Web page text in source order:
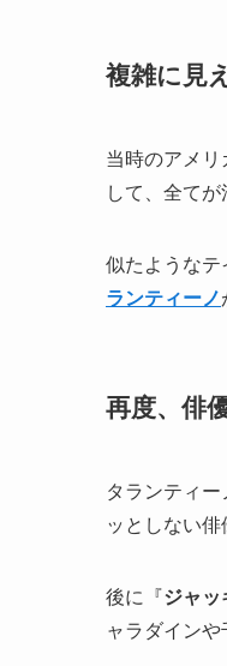
複雑に見
当時のアメ
して、全て
似たようなテ
ランティーノ
再度、俳
タランティ
ッとしない俳
後に『ジャッ
ャラダイン